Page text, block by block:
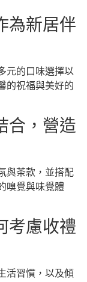
為新居伴
元的口味選擇以
的祝福與美好的
合，營造
與茶款，並搭配
嗅覺與味覺體
考慮收禮
活習慣，以及傾